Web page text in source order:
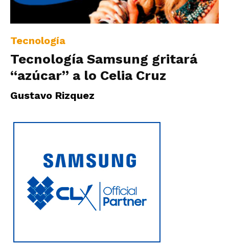
Tecnología
Tecnología Samsung gritará
“azúcar” a lo Celia Cruz
Gustavo Rizquez